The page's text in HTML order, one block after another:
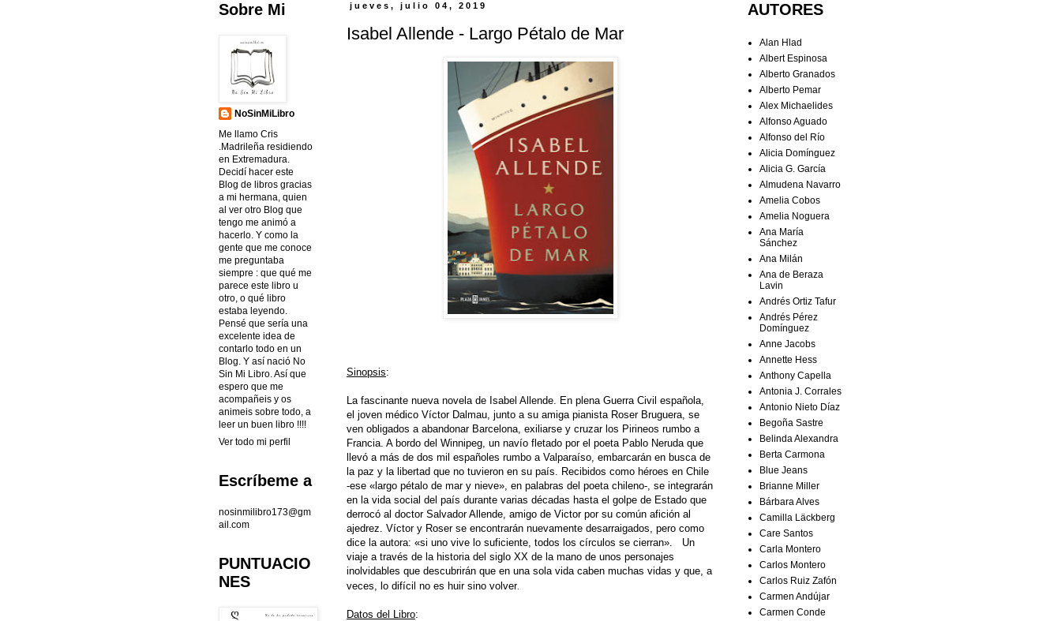
jueves, julio 04, 2019
Isabel Allende - Largo Pétalo de Mar
Sinopsis:
La fascinante nueva novela de Isabel Allende. En plena Guerra Civil española,
el joven médico Víctor Dalmau, junto a su amiga pianista Roser Bruguera, se
ven obligados a abandonar Barcelona, exiliarse y cruzar los Pirineos rumbo a
Francia. A bordo del Winnipeg, un navío fletado por el poeta Pablo Neruda que
llevó a más de dos mil españoles rumbo a Valparaíso, embarcarán en busca de
la paz y la libertad que no tuvieron en su país. Recibidos como héroes en Chile
-ese «largo pétalo de mar y nieve», en palabras del poeta chileno-, se integrarán
en la vida social del país durante varias décadas hasta el golpe de Estado que
derrocó al doctor Salvador Allende, amigo de Victor por su común afición al
ajedrez. Víctor y Roser se encontrarán nuevamente desarraigados, pero como
dice la autora: «si uno vive lo suficiente, todos los círculos se cierran». Un
viaje a través de la historia del siglo XX de la mano de unos personajes
inolvidables que descubrirán que en una sola vida caben muchas vidas y que, a
veces, lo difícil no es huir sino volver
Datos del Libro:
Sobre Mi
NoSinMiLibro
Me llamo Cris
.Madrileña residiendo
en Extremadura.
Decidí hacer este
Blog de libros gracias
a mi hermana, quien
al ver otro Blog que
tengo me animó a
hacerlo. Y como la
gente que me conoce
me preguntaba
siempre : que qué me
parece este libro u
otro, o qué libro
estaba leyendo.
Pensé que sería una
excelente idea de
contarlo todo en un
Blog. Y así nació No
Sin Mi Libro. Así que
espero que me
acompañeis y os
animeis sobre todo, a
leer un buen libro !!!!
Ver todo mi perfil
Escríbeme a
nosinmilibro173@gm
ail.com
PUNTUACIO
NES
AUTORES
Alan Hlad
Albert Espinosa
Alberto Granados
Alberto Pemar
Alex Michaelides
Alfonso Aguado
Alfonso del Río
Alicia Domínguez
Alicia G. García
Almudena Navarro
Amelia Cobos
Amelia Noguera
Ana María
Sánchez
Ana Milán
Ana de Beraza
Lavin
Andrés Ortiz Tafur
Andrés Pérez
Domínguez
Anne Jacobs
Annette Hess
Anthony Capella
Antonia J. Corrales
Antonio Nieto Díaz
Begoña Sastre
Belinda Alexandra
Berta Carmona
Blue Jeans
Brianne Miller
Bárbara Alves
Camilla Läckberg
Care Santos
Carla Montero
Carlos Montero
Carlos Ruiz Zafón
Carmen Andújar
Carmen Conde